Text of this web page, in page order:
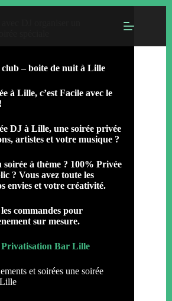
DJ organiser un
spéciale
– boite de nuit à Lille
à Lille, c’est Facile avec le
DJ à Lille, une soirée privée
artistes et votre musique ?
soirée à thème ? 100% Privée
? Vous avez toute les
envies et votre créativité.
commandes pour
sur mesure.
Privatisation Bar Lille
et soirées une soirée